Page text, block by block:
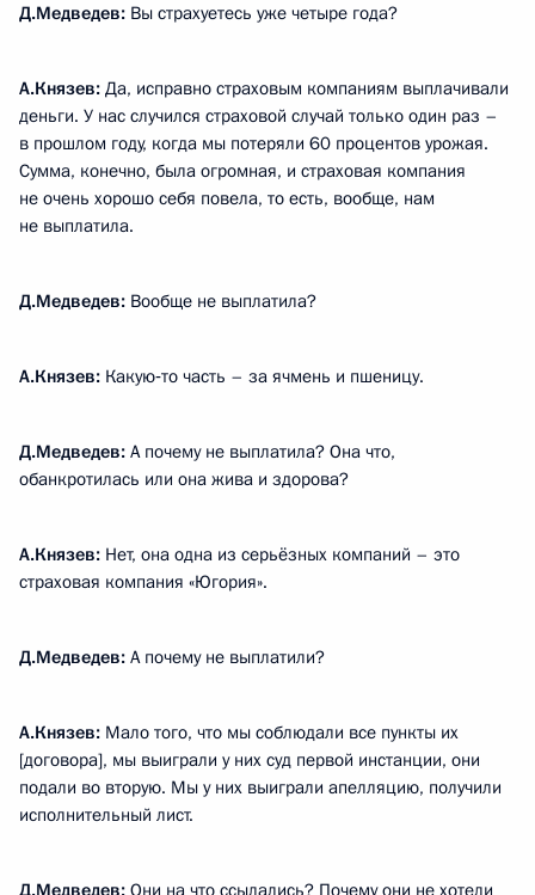
Д.Медведев: Вы страхуетесь уже четыре года?
А.Князев: Да, исправно страховым компаниям выплачивали
деньги. У нас случился страховой случай только один раз –
в прошлом году, когда мы потеряли 60 процентов урожая.
Сумма, конечно, была огромная, и страховая компания
не очень хорошо себя повела, то есть, вообще, нам
не выплатила.
Д.Медведев: Вообще не выплатила?
А.Князев: Какую‑то часть – за ячмень и пшеницу.
Д.Медведев: А почему не выплатила? Она что,
обанкротилась или она жива и здорова?
А.Князев: Нет, она одна из серьёзных компаний – это
страховая компания «Югория».
Д.Медведев: А почему не выплатили?
А.Князев: Мало того, что мы соблюдали все пункты их
[договора], мы выиграли у них суд первой инстанции, они
подали во вторую. Мы у них выиграли апелляцию, получили
исполнительный лист.
Д.Медведев: Они на что ссылались? Почему они не хотели